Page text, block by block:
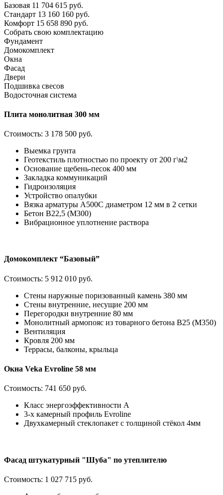
Базовая 11 704 615 руб.
Стандарт 13 160 160 руб.
Комфорт 15 658 890 руб.
Собрать свою комплектацию
Фундамент
Домокомплект
Окна
Фасад
Двери
Подшивка свесов
Водосточная система
Плита монолитная 300 мм
Стоимость: 3 178 500 руб.
Выемка грунта
Геотекстиль плотностью по проекту от 200 г\м2
Основание щебень-песок 400 мм
Закладка коммуникаций
Гидроизоляция
Устройство опалубки
Вязка арматуры А500С диаметром 12 мм в 2 сетки
Бетон В22,5 (М300)
Вибрационное уплотнение раствора
Домокомплект “Базовый”
Стоимость: 5 912 010 руб.
Стены наружные поризованный камень 380 мм
Стены внутренние, несущие 200 мм
Перегородки внутренние 80 мм
Монолитный армопояс из товарного бетона В25 (М350)
Вентиляция
Кровля 200 мм
Террасы, балконы, крыльца
Окна Veka Evroline 58 мм
Стоимость: 741 650 руб.
Класс энергоэффективности А
3-х камерный профиль Evroline
Двухкамерный стеклопакет с толщиной стёкол 4мм
Фасад штукатурный "Шуба" по утеплителю
Стоимость: 1 027 715 руб.